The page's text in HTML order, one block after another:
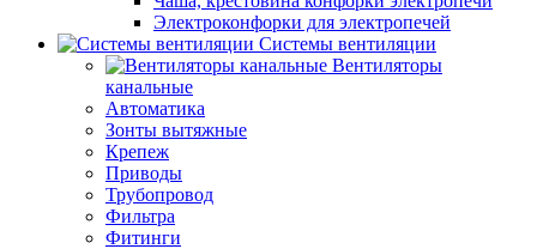
Электроконфорки для электропечей
Системы вентиляции
Вентиляторы
канальные
Автоматика
Зонты вытяжные
Крепеж
Приводы
Трубопровод
Фильтра
Фитинги